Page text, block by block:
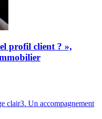
profil client ? »,
clair3. Un accompagnement